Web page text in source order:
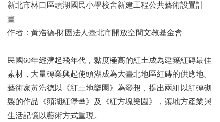
新北市林口區頭湖國民小學校舍新建工程公共藝術設置計
畫
作者：黃浩德-財團法人臺北市開放空間文教基金會
民國60年經濟起飛年代，黏度極高的紅土成為建築紅磚最佳
素材，大量磚業興起使頭湖成為大臺北地區紅磚的供應地。
藝術家黃浩德以《紅土地樂園》為發想，提出兩組以紅磚砌
製的作品《頭湖紅堡壘》及《紅方塊樂園》，讓地方產業與
生活記憶以藝術方式重現。